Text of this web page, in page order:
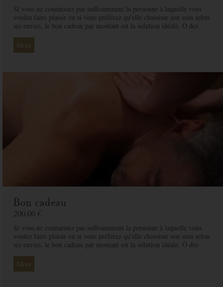
Si vous ne connaissez pas suffisamment la personne à laquelle vous
voulez faire plaisir ou si vous préférez qu'elle choisisse son soin selon
ses envies, le bon cadeau par montant est la solution idéale. Ô des
proche et ainsi rendre ce moment exceptionnel.
More
Bon cadeau
200,00 €
Si vous ne connaissez pas suffisamment la personne à laquelle vous
voulez faire plaisir ou si vous préférez qu'elle choisisse son soin selon
ses envies, le bon cadeau par montant est la solution idéale. Ô des
proche et ainsi rendre ce moment exceptionnel.
More